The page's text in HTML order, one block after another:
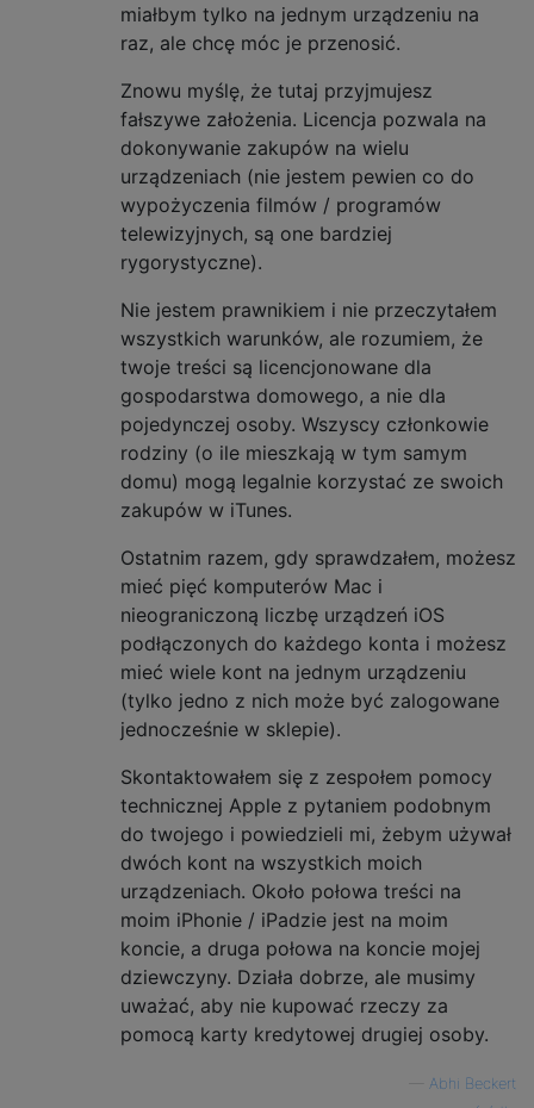
miałbym tylko na jednym urządzeniu na
raz, ale chcę móc je przenosić.
Znowu myślę, że tutaj przyjmujesz
fałszywe założenia. Licencja pozwala na
dokonywanie zakupów na wielu
urządzeniach (nie jestem pewien co do
wypożyczenia filmów / programów
telewizyjnych, są one bardziej
rygorystyczne).
Nie jestem prawnikiem i nie przeczytałem
wszystkich warunków, ale rozumiem, że
twoje treści są licencjonowane dla
gospodarstwa domowego, a nie dla
pojedynczej osoby. Wszyscy członkowie
rodziny (o ile mieszkają w tym samym
domu) mogą legalnie korzystać ze swoich
zakupów w iTunes.
Ostatnim razem, gdy sprawdzałem, możesz
mieć pięć komputerów Mac i
nieograniczoną liczbę urządzeń iOS
podłączonych do każdego konta i możesz
mieć wiele kont na jednym urządzeniu
(tylko jedno z nich może być zalogowane
jednocześnie w sklepie).
Skontaktowałem się z zespołem pomocy
technicznej Apple z pytaniem podobnym
do twojego i powiedzieli mi, żebym używał
dwóch kont na wszystkich moich
urządzeniach. Około połowa treści na
moim iPhonie / iPadzie jest na moim
koncie, a druga połowa na koncie mojej
dziewczyny. Działa dobrze, ale musimy
uważać, aby nie kupować rzeczy za
pomocą karty kredytowej drugiej osoby.
Abhi Beckert